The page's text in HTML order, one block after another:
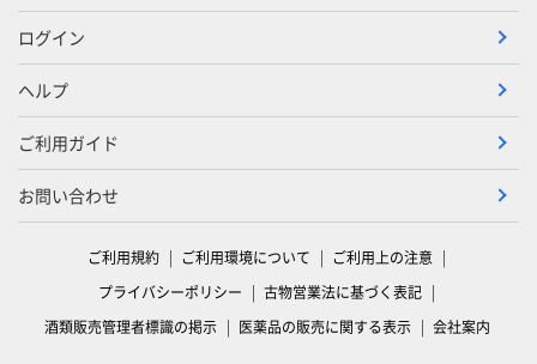
ログイン
ヘルプ
ご利用ガイド
お問い合わせ
ご利用規約 ご利用環境について
ご利用上の注意
プライバシーポリシー
古物営業法に基づく表記
酒類販売管理者標識の掲示
医薬品の販売に関する表示 会社案内